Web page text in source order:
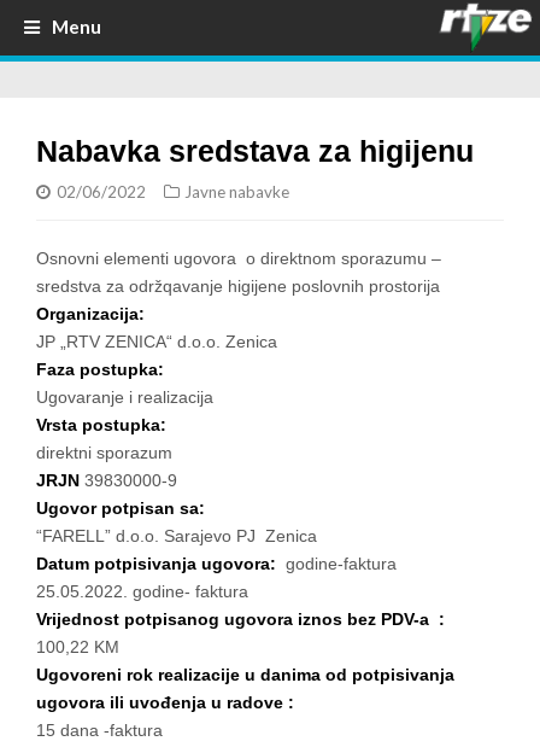
Menu
Nabavka sredstava za higijenu
02/06/2022 Javne nabavke
Osnovni elementi ugovora o direktnom sporazumu –
sredstva za održqavanje higijene poslovnih prostorija
Organizacija:
JP „RTV ZENICA“ d.o.o. Zenica
Faza postupka:
Ugovaranje i realizacija
Vrsta postupka:
direktni sporazum
JRJN 39830000-9
Ugovor potpisan sa:
“FARELL” d.o.o. Sarajevo PJ Zenica
Datum potpisivanja ugovora: godine-faktura
25.05.2022. godine- faktura
Vrijednost potpisanog ugovora iznos bez PDV-a :
100,22 KM
Ugovoreni rok realizacije u danima od potpisivanja
ugovora ili uvođenja u radove :
15 dana -faktura